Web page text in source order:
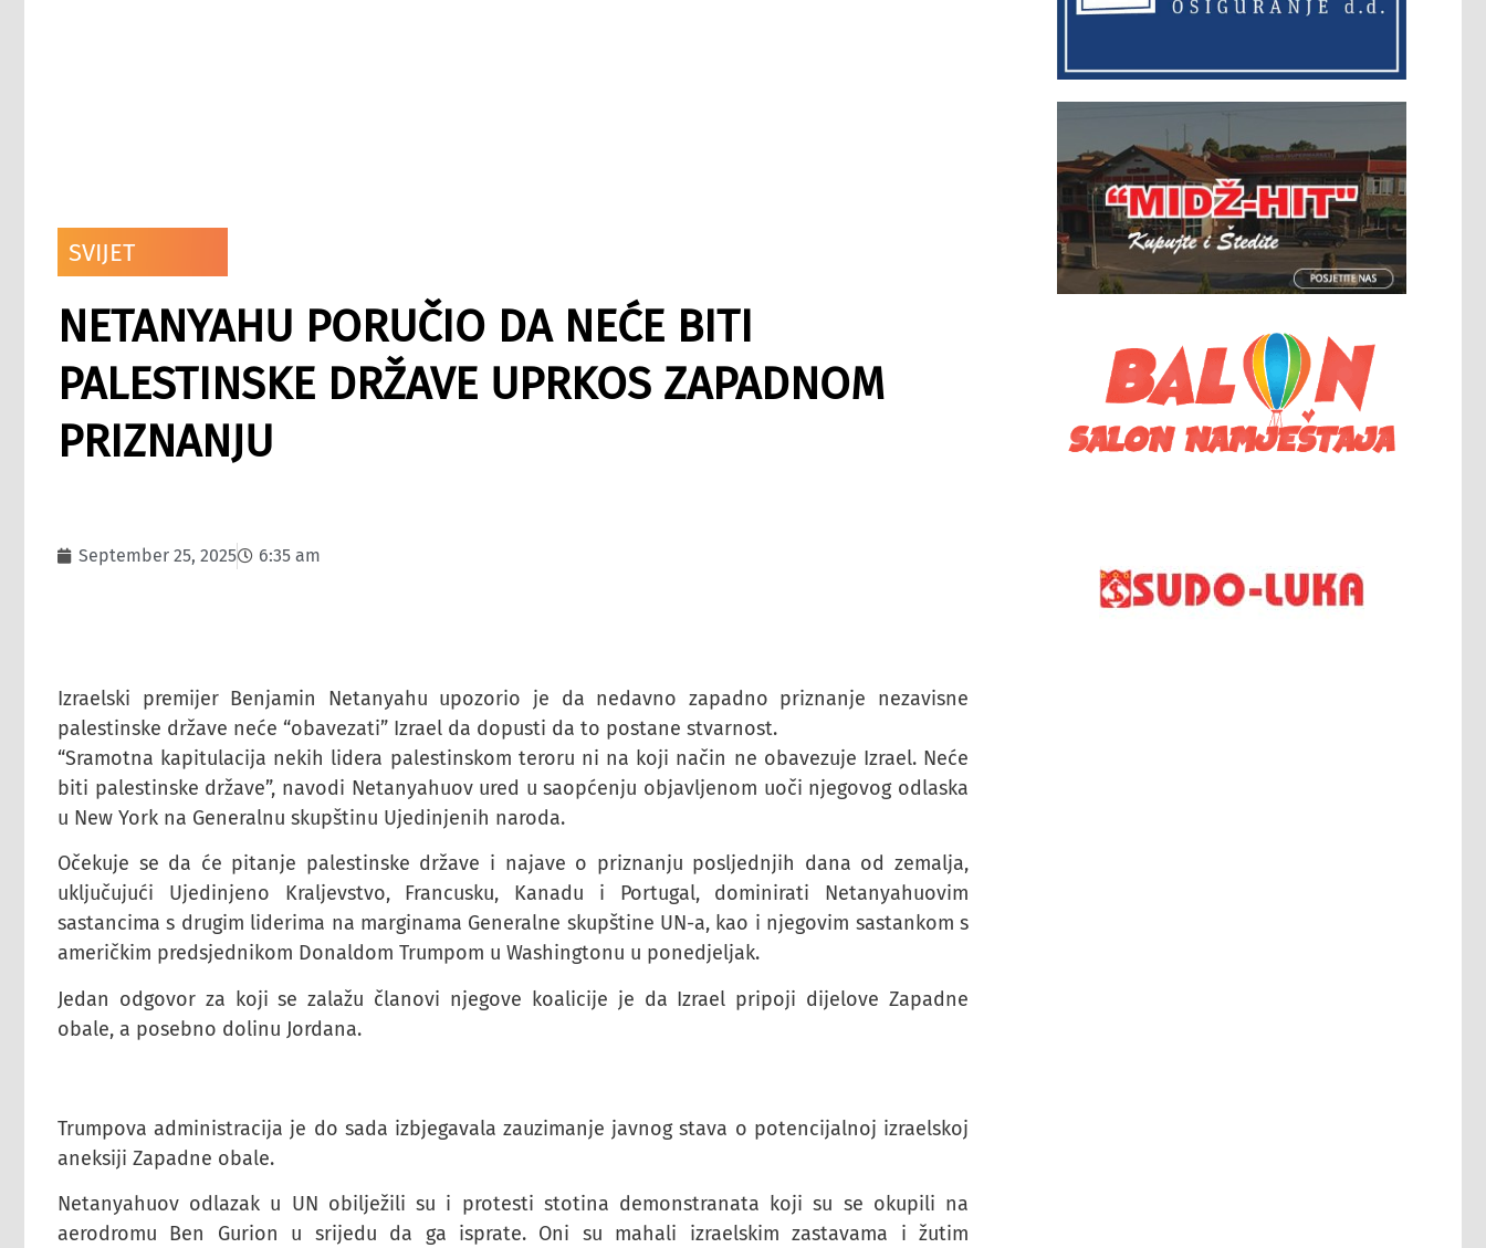
SVIJET
NETANYAHU PORUČIO DA NEĆE BITI
PALESTINSKE DRŽAVE UPRKOS ZAPADNOM
PRIZNANJU
September 25, 2025 6:35 am
Izraelski premijer Benjamin Netanyahu upozorio je da nedavno zapadno priznanje nezavisne
palestinske države neće “obavezati” Izrael da dopusti da to postane stvarnost.
“Sramotna kapitulacija nekih lidera palestinskom teroru ni na koji način ne obavezuje Izrael. Neće
biti palestinske države”, navodi Netanyahuov ured u saopćenju objavljenom uoči njegovog odlaska
u New York na Generalnu skupštinu Ujedinjenih naroda.
Očekuje se da će pitanje palestinske države i najave o priznanju posljednjih dana od zemalja,
uključujući Ujedinjeno Kraljevstvo, Francusku, Kanadu i Portugal, dominirati Netanyahuovim
sastancima s drugim liderima na marginama Generalne skupštine UN-a, kao i njegovim sastankom s
američkim predsjednikom Donaldom Trumpom u Washingtonu u ponedjeljak.
Jedan odgovor za koji se zalažu članovi njegove koalicije je da Izrael pripoji dijelove Zapadne
obale, a posebno dolinu Jordana.
Trumpova administracija je do sada izbjegavala zauzimanje javnog stava o potencijalnoj izraelskoj
aneksiji Zapadne obale.
Netanyahuov odlazak u UN obilježili su i protesti stotina demonstranata koji su se okupili na
aerodromu Ben Gurion u srijedu da ga isprate. Oni su mahali izraelskim zastavama i žutim